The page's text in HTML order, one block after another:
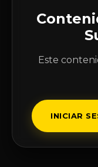
Este
INICIAR